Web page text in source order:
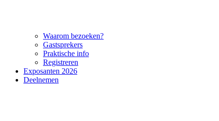
Waarom bezoeken?
Gastsprekers
Praktische info
Registreren
Exposanten 2026
Deelnemen